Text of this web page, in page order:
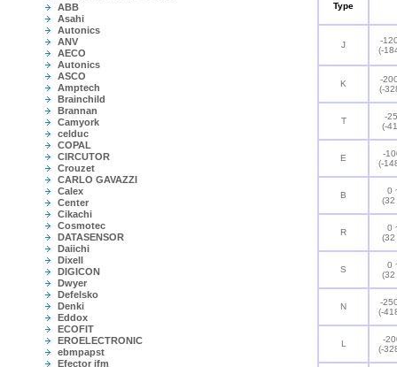
ABB
Asahi
Autonics
ANV
AECO
Autonics
ASCO
Amptech
Brainchild
Brannan
Camyork
celduc
COPAL
CIRCUTOR
Crouzet
CARLO GAVAZZI
Calex
Center
Cikachi
Cosmotec
DATASENSOR
Daiichi
Dixell
DIGICON
Dwyer
Defelsko
Denki
Eddox
ECOFIT
EROELECTRONIC
ebmpapst
Efector ifm
Type
J
-
(-
K
-
(-
T
-
(-
E
-
(-
B
0
(32
R
0
(32
S
0
(32
N
-
(-
L
-
(-